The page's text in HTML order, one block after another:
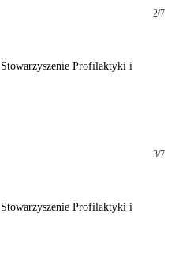
2/7
Profilaktyki i
3/7
Profilaktyki i